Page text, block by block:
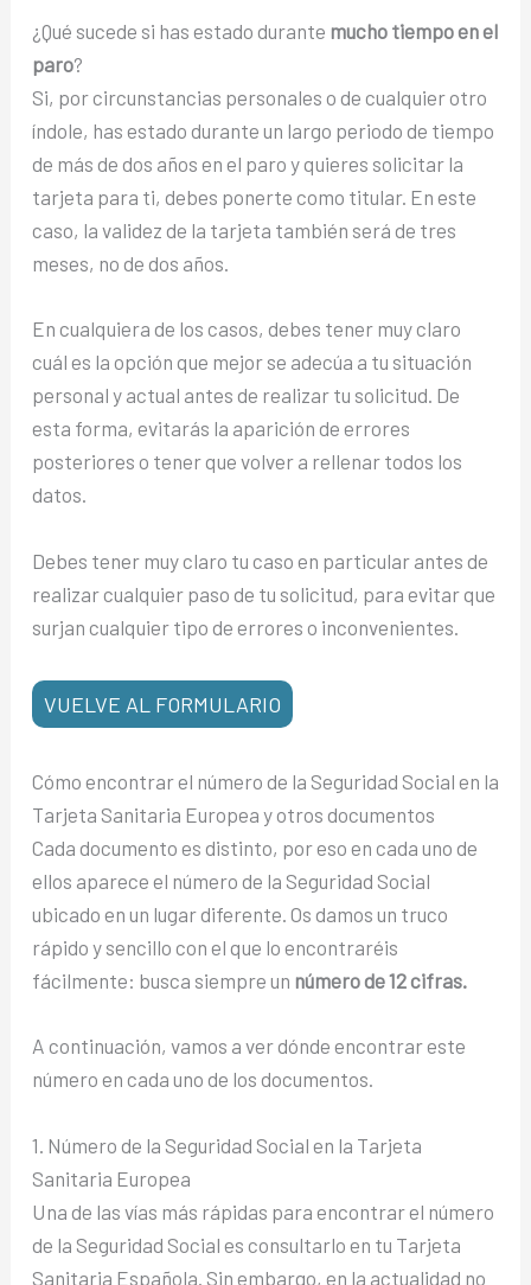
¿Qué sucede si has estado durante mucho tiempo en el
paro?
Si, por circunstancias personales o de cualquier otro
índole, has estado durante un largo periodo de tiempo
de más de dos años en el paro y quieres solicitar la
tarjeta para ti, debes ponerte como titular. En este
caso, la validez de la tarjeta también será de tres
meses, no de dos años.
En cualquiera de los casos, debes tener muy claro
cuál es la opción que mejor se adecúa a tu situación
personal y actual antes de realizar tu solicitud. De
esta forma, evitarás la aparición de errores
posteriores o tener que volver a rellenar todos los
datos.
Debes tener muy claro tu caso en particular antes de
realizar cualquier paso de tu solicitud, para evitar que
surjan cualquier tipo de errores o inconvenientes.
VUELVE AL FORMULARIO
Cómo encontrar el número de la Seguridad Social en la
Tarjeta Sanitaria Europea y otros documentos
Cada documento es distinto, por eso en cada uno de
ellos aparece el número de la Seguridad Social
ubicado en un lugar diferente. Os damos un truco
rápido y sencillo con el que lo encontraréis
fácilmente: busca siempre un número de 12 cifras.
A continuación, vamos a ver dónde encontrar este
número en cada uno de los documentos.
1. Número de la Seguridad Social en la Tarjeta
Sanitaria Europea
Una de las vías más rápidas para encontrar el número
de la Seguridad Social es consultarlo en tu Tarjeta
Sanitaria Española. Sin embargo, en la actualidad no